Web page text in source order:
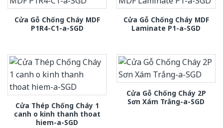
Cửa Gỗ Chống Cháy MDF
P1R4-C1-a-SGD
Cửa Gỗ Chống Cháy MDF
Laminate P1-a-SGD
Cửa Thép Chống Cháy 1
canh o kinh thanh thoat
hiem-a-SGD
Cửa Gỗ Chống Cháy 2P
Sơn Xám Trắng-a-SGD